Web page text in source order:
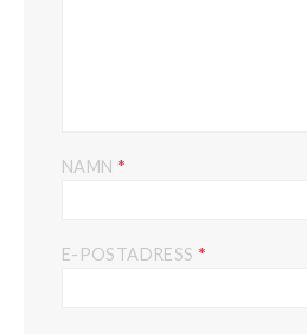
NAMN *
E-POSTADRESS *